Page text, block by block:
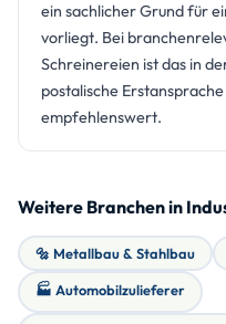
ein sachlicher Grund für
vorliegt. Bei
Schreinereien ist das in
postalische
empfehlenswert.
Weitere Branchen in
🔩 Metallbau & Stahlbau
🏭 Automobilzulieferer